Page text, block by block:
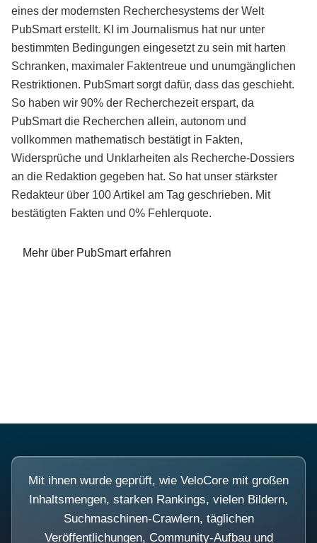
eines der modernsten Recherchesystems der Welt
PubSmart erstellt. KI im Journalismus hat nur unter
bestimmten Bedingungen eingesetzt zu sein mit harten
Schranken, maximaler Faktentreue und unumgänglichen
Restriktionen. PubSmart sorgt dafür, dass das geschieht.
So haben wir 90% der Recherchezeit erspart, da
PubSmart die Recherchen allein, autonom und
vollkommen mathematisch bestätigt in Fakten,
Widersprüche und Unklarheiten als Recherche-Dossiers
an die Redaktion gegeben hat. So hat unser stärkster
Redakteur über 100 Artikel am Tag geschrieben. Mit
bestätigten Fakten und 0% Fehlerquote.
Mehr über PubSmart erfahren
Mit ihnen wurde geprüft, wie VeloCore mit großen
Inhaltsmengen, starken Rankings, vielen Bildern,
Suchmaschinen-Crawlern, täglichen
Veröffentlichungen, Community-Aufbau und